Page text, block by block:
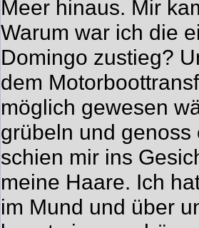
Meer hinaus. Mir
Warum war ich die
Domingo zustieg?
dem
möglich gewesen
grübeln und
schien mir ins
meine Haare. Ich
im Mund und über